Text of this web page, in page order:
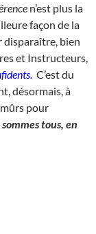
n’est plus la
façon de la
disparaître, bien
et Instructeurs,
C’est du
désormais, à
pour
tous, en